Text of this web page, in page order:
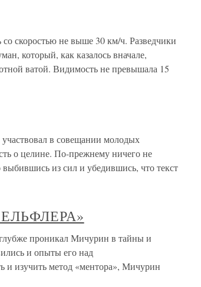
скоростью не выше 30 км/ч. Разведчики
который, как казалось вначале,
ватой. Видимость не превышала 15
в совещании молодых
о целине. По-прежнему ничего не
из сил и убедившись, что текст
проникал Мичурин в тайны и
и опыты его над
и изучить метод «ментора», Мичурин